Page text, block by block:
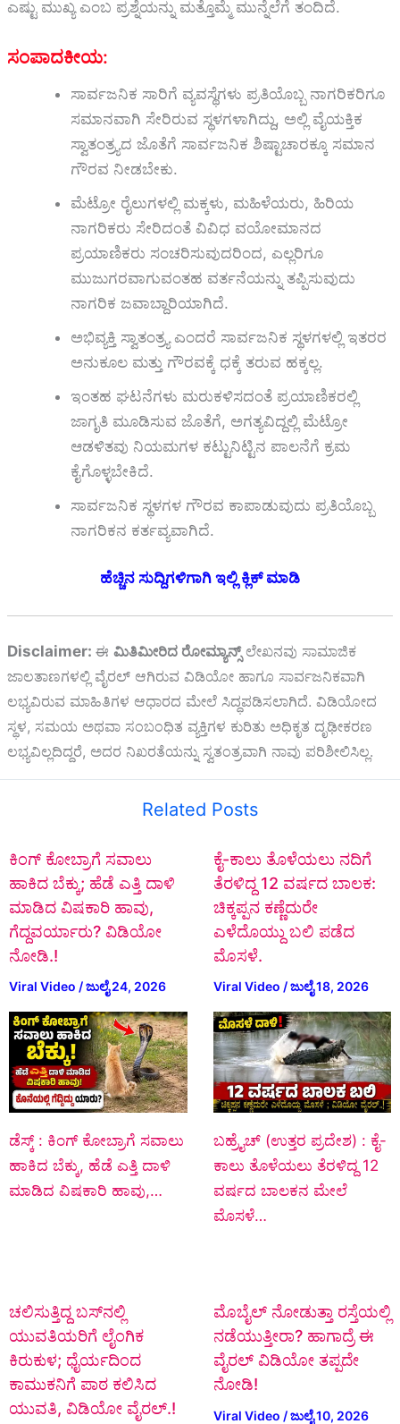
ಎಷ್ಟು ಮುಖ್ಯ ಎಂಬ ಪ್ರಶ್ನೆಯನ್ನು ಮತ್ತೊಮ್ಮೆ ಮುನ್ನೆಲೆಗೆ ತಂದಿದೆ.
ಸಂಪಾದಕೀಯ:
ಸಾರ್ವಜನಿಕ ಸಾರಿಗೆ ವ್ಯವಸ್ಥೆಗಳು ಪ್ರತಿಯೊಬ್ಬ ನಾಗರಿಕರಿಗೂ
ಸಮಾನವಾಗಿ ಸೇರಿರುವ ಸ್ಥಳಗಳಾಗಿದ್ದು, ಅಲ್ಲಿ ವೈಯಕ್ತಿಕ
ಸ್ವಾತಂತ್ರ್ಯದ ಜೊತೆಗೆ ಸಾರ್ವಜನಿಕ ಶಿಷ್ಟಾಚಾರಕ್ಕೂ ಸಮಾನ
ಗೌರವ ನೀಡಬೇಕು.
ಮೆಟ್ರೋ ರೈಲುಗಳಲ್ಲಿ ಮಕ್ಕಳು, ಮಹಿಳೆಯರು, ಹಿರಿಯ
ನಾಗರಿಕರು ಸೇರಿದಂತೆ ವಿವಿಧ ವಯೋಮಾನದ
ಪ್ರಯಾಣಿಕರು ಸಂಚರಿಸುವುದರಿಂದ, ಎಲ್ಲರಿಗೂ
ಮುಜುಗರವಾಗುವಂತಹ ವರ್ತನೆಯನ್ನು ತಪ್ಪಿಸುವುದು
ನಾಗರಿಕ ಜವಾಬ್ದಾರಿಯಾಗಿದೆ.
ಅಭಿವ್ಯಕ್ತಿ ಸ್ವಾತಂತ್ರ್ಯ ಎಂದರೆ ಸಾರ್ವಜನಿಕ ಸ್ಥಳಗಳಲ್ಲಿ ಇತರರ
ಅನುಕೂಲ ಮತ್ತು ಗೌರವಕ್ಕೆ ಧಕ್ಕೆ ತರುವ ಹಕ್ಕಲ್ಲ.
ಇಂತಹ ಘಟನೆಗಳು ಮರುಕಳಿಸದಂತೆ ಪ್ರಯಾಣಿಕರಲ್ಲಿ
ಜಾಗೃತಿ ಮೂಡಿಸುವ ಜೊತೆಗೆ, ಅಗತ್ಯವಿದ್ದಲ್ಲಿ ಮೆಟ್ರೋ
ಆಡಳಿತವು ನಿಯಮಗಳ ಕಟ್ಟುನಿಟ್ಟಿನ ಪಾಲನೆಗೆ ಕ್ರಮ
ಕೈಗೊಳ್ಳಬೇಕಿದೆ.
ಸಾರ್ವಜನಿಕ ಸ್ಥಳಗಳ ಗೌರವ ಕಾಪಾಡುವುದು ಪ್ರತಿಯೊಬ್ಬ
ನಾಗರಿಕನ ಕರ್ತವ್ಯವಾಗಿದೆ.
ಹೆಚ್ಚಿನ ಸುದ್ದಿಗಳಿಗಾಗಿ ಇಲ್ಲಿ ಕ್ಲಿಕ್ ಮಾಡಿ
Disclaimer: ಈ ಮಿತಿಮೀರಿದ ರೋಮ್ಯಾನ್ಸ್ಲೇಖನವು ಸಾಮಾಜಿಕ
ಜಾಲತಾಣಗಳಲ್ಲಿ ವೈರಲ್ ಆಗಿರುವ ವಿಡಿಯೋ ಹಾಗೂ ಸಾರ್ವಜನಿಕವಾಗಿ
ಲಭ್ಯವಿರುವ ಮಾಹಿತಿಗಳ ಆಧಾರದ ಮೇಲೆ ಸಿದ್ಧಪಡಿಸಲಾಗಿದೆ. ವಿಡಿಯೋದ
ಸ್ಥಳ, ಸಮಯ ಅಥವಾ ಸಂಬಂಧಿತ ವ್ಯಕ್ತಿಗಳ ಕುರಿತು ಅಧಿಕೃತ ದೃಢೀಕರಣ
ಲಭ್ಯವಿಲ್ಲದಿದ್ದರೆ, ಅದರ ನಿಖರತೆಯನ್ನು ಸ್ವತಂತ್ರವಾಗಿ ನಾವು ಪರಿಶೀಲಿಸಿಲ್ಲ.
Related Posts
ಕಿಂಗ್ ಕೋಬ್ರಾಗೆ ಸವಾಲು
ಹಾಕಿದ ಬೆಕ್ಕು; ಹೆಡೆ ಎತ್ತಿ ದಾಳಿ
ಮಾಡಿದ ವಿಷಕಾರಿ ಹಾವು,
ಗೆದ್ದವರ್ಯಾರು? ವಿಡಿಯೋ
ನೋಡಿ.!
Viral Video /ಜುಲೈ 24, 2026
ಡೆಸ್ಕ್‌ : ಕಿಂಗ್ ಕೋಬ್ರಾಗೆ ಸವಾಲು
ಹಾಕಿದ ಬೆಕ್ಕು, ಹೆಡೆ ಎತ್ತಿ ದಾಳಿ
ಮಾಡಿದ ವಿಷಕಾರಿ ಹಾವು,…
ಕೈ-ಕಾಲು ತೊಳೆಯಲು ನದಿಗೆ
ತೆರಳಿದ್ದ 12 ವರ್ಷದ ಬಾಲಕ:
ಚಿಕ್ಕಪ್ಪನ ಕಣ್ಣೆದುರೇ
ಎಳೆದೊಯ್ದು ಬಲಿ ಪಡೆದ
ಮೊಸಳೆ.
Viral Video /ಜುಲೈ 18, 2026
ಬಹ್ರೈಚ್ (ಉತ್ತರ ಪ್ರದೇಶ) : ಕೈ-
ಕಾಲು ತೊಳೆಯಲು ತೆರಳಿದ್ದ 12
ವರ್ಷದ ಬಾಲಕನ ಮೇಲೆ
ಮೊಸಳೆ…
ಚಲಿಸುತ್ತಿದ್ದ ಬಸ್‌ನಲ್ಲಿ
ಯುವತಿಯರಿಗೆ ಲೈಂಗಿಕ
ಕಿರುಕುಳ; ಧೈರ್ಯದಿಂದ
ಕಾಮುಕನಿಗೆ ಪಾಠ ಕಲಿಸಿದ
ಯುವತಿ, ವಿಡಿಯೋ ವೈರಲ್.!
ಮೊಬೈಲ್ ನೋಡುತ್ತಾ ರಸ್ತೆಯಲ್ಲಿ
ನಡೆಯುತ್ತೀರಾ? ಹಾಗಾದ್ರೆ ಈ
ವೈರಲ್ ವಿಡಿಯೋ ತಪ್ಪದೇ
ನೋಡಿ!
Viral Video /ಜುಲೈ 10, 2026